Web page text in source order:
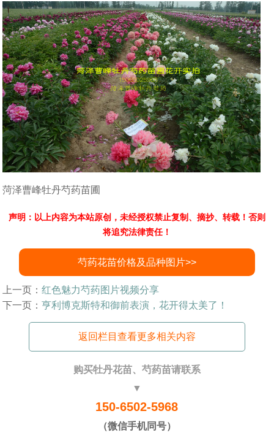
菏泽曹峰牡丹芍药苗圃
声明：以上内容为本站原创，未经授权禁止复制、摘抄、转载！否则
将追究法律责任！
芍药花苗价格及品种图片>>
上一页：红色魅力芍药图片视频分享
下一页：亨利博克斯特和御前表演，花开得太美了！
返回栏目查看更多相关内容
购买牡丹花苗、芍药苗请联系
▼
150-6502-5968
（微信手机同号）